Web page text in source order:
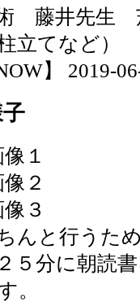
藤井先生
立てなど）
】 2019-
んと行うた
５分に朝読
。